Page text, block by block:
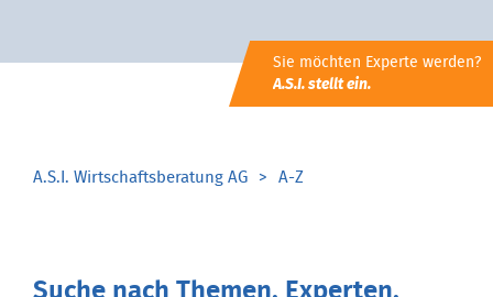
Sie möchten Experte werden?
A.S.I. stellt ein.
A.S.I. Wirtschaftsberatung AG A-Z
Suche nach Themen, Experten,